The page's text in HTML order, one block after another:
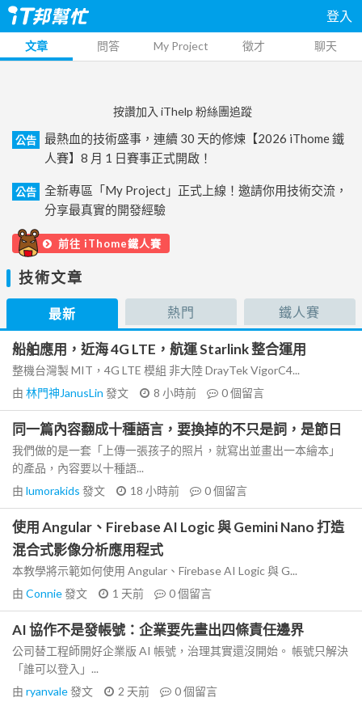
登入
文章 問答 My Project 徵才 聊天
按讚加入 iThelp 粉絲團追蹤
公告
最熱血的技術盛事，連續 30 天的修煉【2026 iThome 鐵
人賽】8 月 1 日賽事正式開啟！
公告
全新專區「My Project」正式上線！邀請你用技術交流，
分享最真實的開發經驗
前往 iThome鐵人賽
技術文章
最新 熱門 鐵人賽
船舶應用，近海 4G LTE，航運 Starlink 整合運用
整機台灣製 MIT，4G LTE 模組 非大陸 DrayTek VigorC4...
由 林門神JanusLin 發文 8 小時前 0個留言
同一篇內容翻成十種語言，要換掉的不只是詞，是節日
我們做的是一套「上傳一張孩子的照片，就寫出並畫出一本繪本」
的產品，內容要以十種語...
由 lumorakids 發文 18 小時前 0個留言
使用 Angular、Firebase AI Logic 與 Gemini Nano 打造
混合式影像分析應用程式
本教學將示範如何使用 Angular、Firebase AI Logic 與 G...
由 Connie發文 1 天前 0個留言
AI 協作不是發帳號：企業要先畫出四條責任邊界
公司替工程師開好企業版 AI 帳號，治理其實還沒開始。 帳號只解決
「誰可以登入」...
由 ryanvale發文 2 天前 0個留言